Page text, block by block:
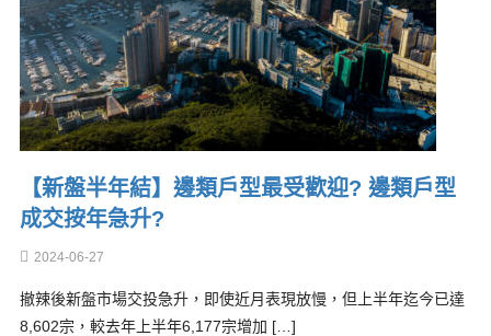
【新盤半年結】邊類戶型最受歡迎? 邊類戶型
成交按年急升?
2024-06-27
撤辣後新盤市場交投急升，即使近月表現放慢，但上半年迄今已達
8,602宗，較去年上半年6,177宗增加 […]